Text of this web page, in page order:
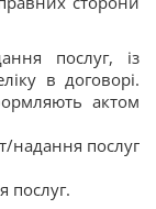
послуг, із
в договорі.
актом
надання послуг
послуг.